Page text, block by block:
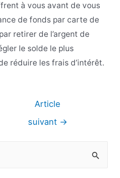
à vous avant de vous
de fonds par carte de
retirer de l’argent de
le solde le plus
réduire les frais d’intérêt.
Article
suivant →